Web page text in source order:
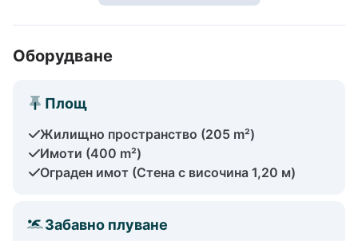
Оборудване
Площ
Жилищно пространство (205 m²)
Имоти (400 m²)
Ограден имот (Стена с височина 1,20 м)
Забавно плуване